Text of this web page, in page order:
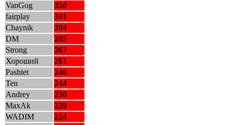
VanGog
350
fairplay
331
Chaynik
304
DM
285
Strong
267
Хороший
261
Pashtet
248
Ten
244
Andrey
230
MaxAk
229
WADIM
224